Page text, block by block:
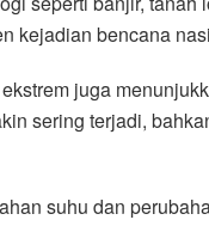
kejadian bencana
juga
sering terjadi,
suhu dan